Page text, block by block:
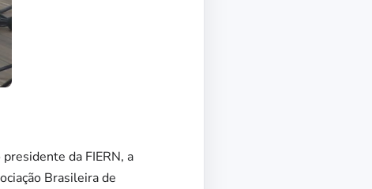
da FIERN, a
Brasileira de